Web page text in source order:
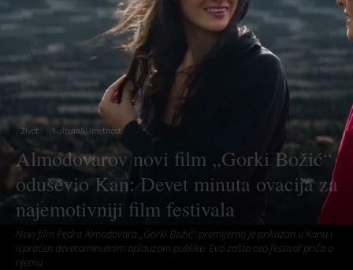
Život Kultura&Umetnost
Almodovarov novi film „Gorki Božić“
oduševio Kan: Devet minuta ovacija za
najemotivniji film festivala
Novi film Pedra Almodovara „Gorki Božić“ premijerno je prikazan u Kanu i
ispraćen devetominutnim aplauzom publike. Evo zašto ceo festival priča o
njemu.